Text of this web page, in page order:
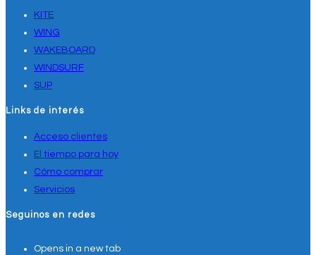
KITE
WING
WAKEBOARD
WINDSURF
SUP
Links de interés
Acceso clientes
El tiempo para hoy
Cómo comprar
Servicios
Seguinos en redes
Opens in a new tab